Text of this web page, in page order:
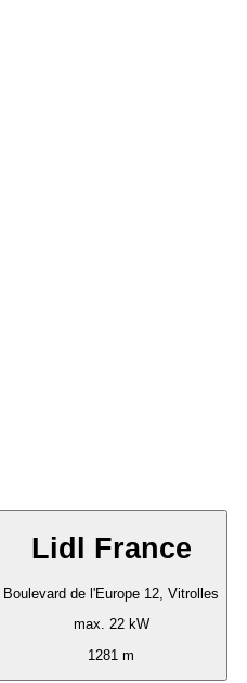
Lidl France
Boulevard de l'Europe 12, Vitrolles
max. 22 kW
1281 m